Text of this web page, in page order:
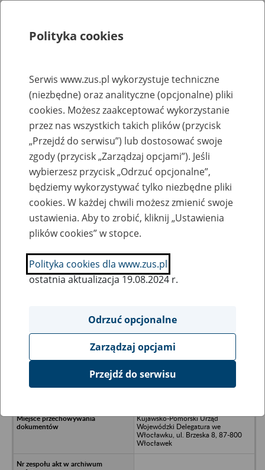
Rejestry, ewidencje i archiwa
Baza zlikwidowanych lub
przekształconych zakładów pracy
Nazwa zakładu pracy:
SZUKAJ
Ukryj wszystkie pozycje bazy
Wojewódzki Inspektorat Państwowej
Kujawsko-Pomorski Urząd
Wojewódzki Delegatura we
Włocławku, ul. Brzeska 8, 87-800
Włocławek
Polityka cookies
Serwis www.zus.pl wykorzystuje techniczne
(niezbędne) oraz analityczne (opcjonalne) pliki
cookies. Możesz zaakceptować wykorzystanie
przez nas wszystkich takich plików (przycisk
„Przejdź do serwisu”) lub dostosować swoje
zgody (przycisk „Zarządzaj opcjami”). Jeśli
wybierzesz przycisk „Odrzuć opcjonalne”,
będziemy wykorzystywać tylko niezbędne pliki
cookies. W każdej chwili możesz zmienić swoje
ustawienia. Aby to zrobić, kliknij „Ustawienia
plików cookies” w stopce.
Polityka cookies dla www.zus.pl
ostatnia aktualizacja 19.08.2024 r.
Odrzuć opcjonalne
Zarządzaj opcjami
Przejdź do serwisu